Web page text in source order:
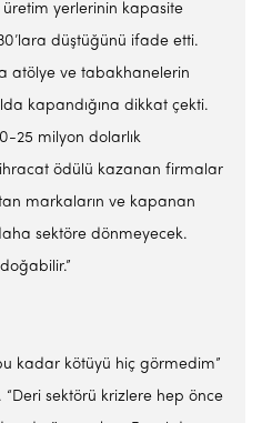
üretim yerlerinin kapasite
düştüğünü ifade etti.
atölye ve tabakhanelerin
kapandığına dikkat çekti.
25 milyon dolarlık
ödülü kazanan firmalar
markaların ve kapanan
sektöre dönmeyecek.
kadar kötüyü hiç görmedim”
sektörü krizlere hep önce